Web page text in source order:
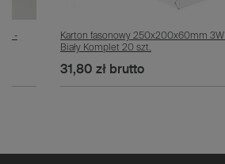
-
Karton fasonowy 250x200x60mm
Biały Komplet 20 szt.
31,80 złbrutto